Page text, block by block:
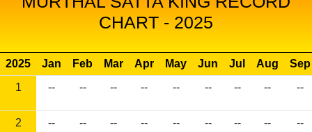
CHART - 2025
2025 Jan Feb Mar Apr May Jun Jul Aug
Sep
1
-- -- -- -- -- -- -- -- --
2 -- -- -- -- -- -- -- -- --